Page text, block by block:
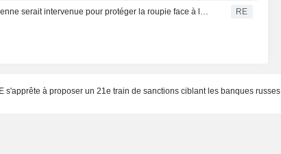
RE
s'apprête à proposer un 21e train de sanctions ciblant les banques russes